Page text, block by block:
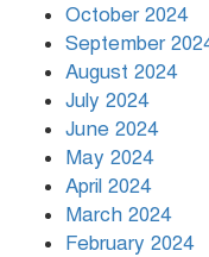
October 2024
September
August 2024
July 2024
June 2024
May 2024
April 2024
March 2024
February 2024